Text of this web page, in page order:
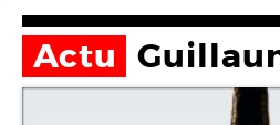
Actu